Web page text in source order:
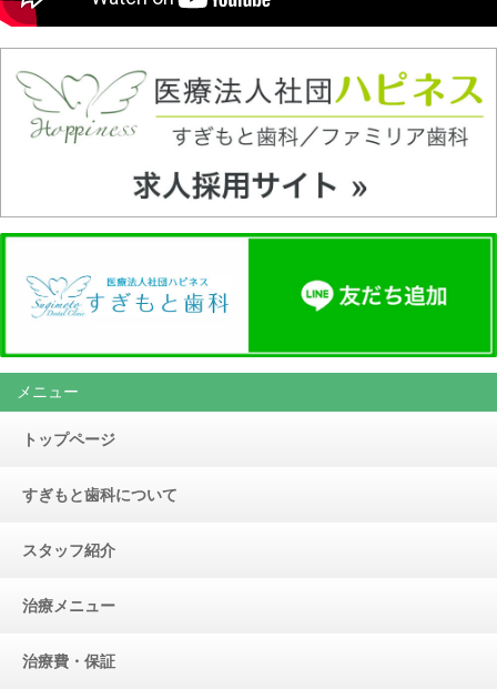
メニュー
トップページ
すぎもと歯科について
スタッフ紹介
治療メニュー
治療費・保証